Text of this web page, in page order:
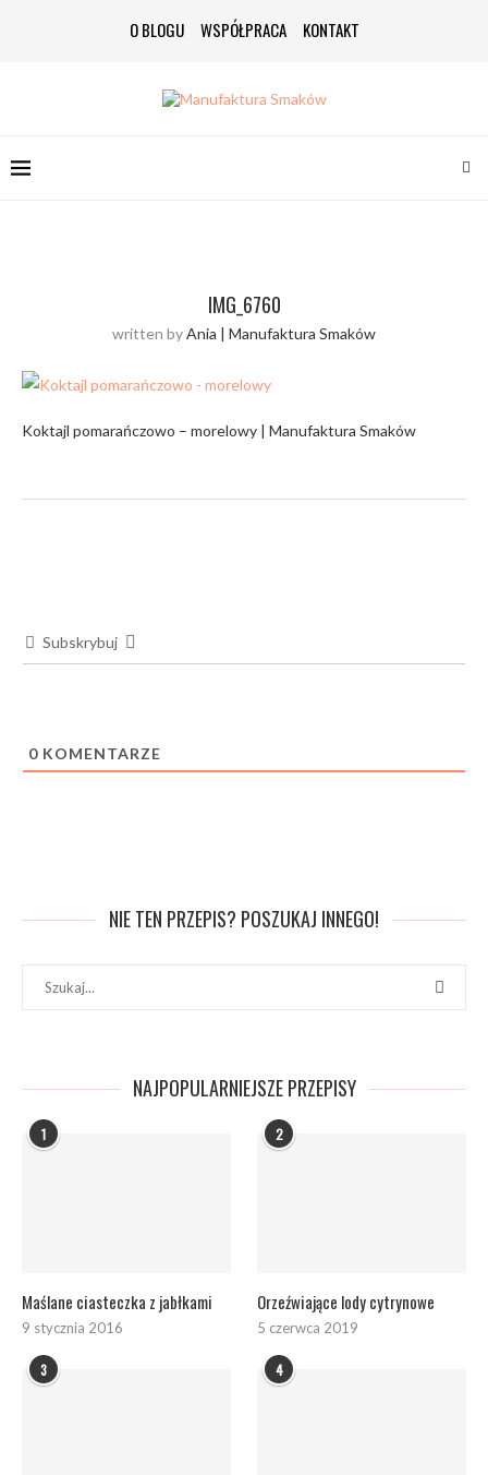
O BLOGU WSPÓŁPRACA KONTAKT
IMG_6760
written byAnia | Manufaktura Smaków
Koktajl pomarańczowo – morelowy | Manufaktura Smaków
Subskrybuj
0 KOMENTARZE
NIE TEN PRZEPIS? POSZUKAJ INNEGO!
NAJPOPULARNIEJSZE PRZEPISY
1
Maślane ciasteczka z jabłkami
9 stycznia 2016
2
Orzeźwiające lody cytrynowe
5 czerwca 2019
3 4